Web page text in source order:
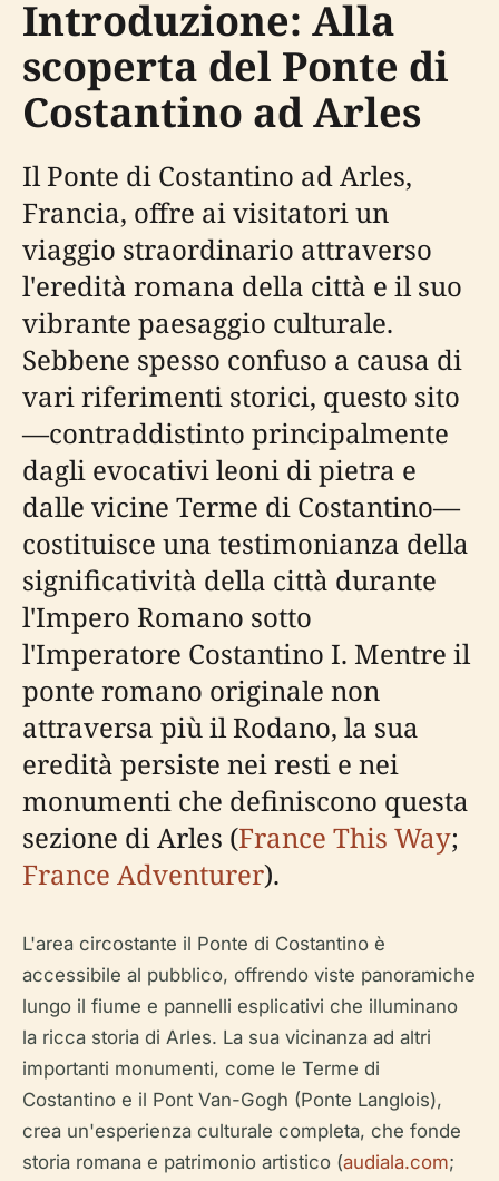
Introduzione: Alla
scoperta del Ponte di
Costantino ad Arles
Il Ponte di Costantino ad Arles,
Francia, offre ai visitatori un
viaggio straordinario attraverso
l'eredità romana della città e il suo
vibrante paesaggio culturale.
Sebbene spesso confuso a causa di
vari riferimenti storici, questo sito
—contraddistinto principalmente
dagli evocativi leoni di pietra e
dalle vicine Terme di Costantino—
costituisce una testimonianza della
significatività della città durante
l'Impero Romano sotto
l'Imperatore Costantino I. Mentre il
ponte romano originale non
attraversa più il Rodano, la sua
eredità persiste nei resti e nei
monumenti che definiscono questa
sezione di Arles (France This Way;
France Adventurer).
L'area circostante il Ponte di Costantino è
accessibile al pubblico, offrendo viste panoramiche
lungo il fiume e pannelli esplicativi che illuminano
la ricca storia di Arles. La sua vicinanza ad altri
importanti monumenti, come le Terme di
Costantino e il Pont Van-Gogh (Ponte Langlois),
crea un'esperienza culturale completa, che fonde
storia romana e patrimonio artistico (audiala.com;